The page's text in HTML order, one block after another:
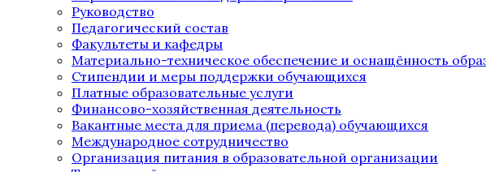
Руководство
Педагогический состав
Факультеты и кафедры
Материально-техническое обеспечение и оснащённость
Стипендии и меры поддержки обучающихся
Платные образовательные услуги
Финансово-хозяйственная деятельность
Вакантные места для приема (перевода) обучающихся
Международное сотрудничество
Организация питания в образовательной организации